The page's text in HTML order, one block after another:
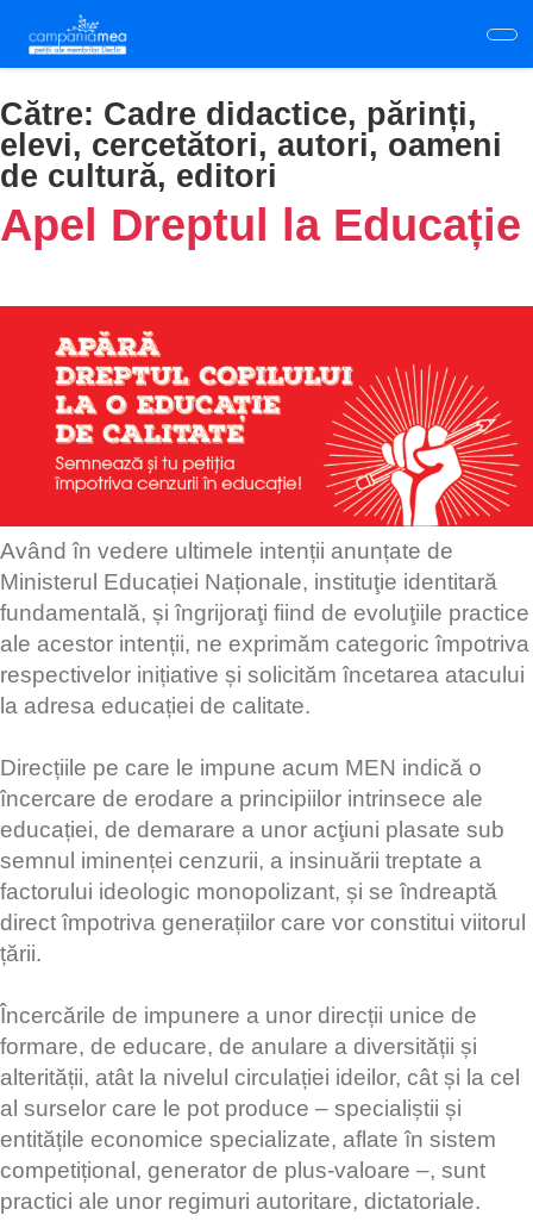
main
content
Către: Cadre didactice, părinți,
elevi, cercetători, autori, oameni
de cultură, editori
Apel Dreptul la Educație
Având în vedere ultimele intenții anunțate de
Ministerul Educației Naționale, instituţie identitară
fundamentală, și îngrijoraţi fiind de evoluţiile practice
ale acestor intenții, ne exprimăm categoric împotriva
respectivelor inițiative și solicităm încetarea atacului
la adresa educației de calitate.
Direcțiile pe care le impune acum MEN indică o
încercare de erodare a principiilor intrinsece ale
educației, de demarare a unor acţiuni plasate sub
semnul iminenței cenzurii, a insinuării treptate a
factorului ideologic monopolizant, și se îndreaptă
direct împotriva generațiilor care vor constitui viitorul
țării.
Încercările de impunere a unor direcții unice de
formare, de educare, de anulare a diversității și
alterității, atât la nivelul circulației ideilor, cât și la cel
al surselor care le pot produce – specialiștii și
entitățile economice specializate, aflate în sistem
competițional, generator de plus-valoare –, sunt
practici ale unor regimuri autoritare, dictatoriale.